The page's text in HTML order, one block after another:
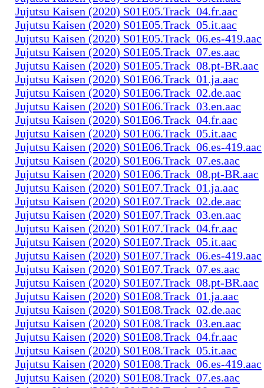
Jujutsu Kaisen (2020) S01E05.Track_04.fr.aac
Jujutsu Kaisen (2020) S01E05.Track_05.it.aac
Jujutsu Kaisen (2020) S01E05.Track_06.es-419.aac
Jujutsu Kaisen (2020) S01E05.Track_07.es.aac
Jujutsu Kaisen (2020) S01E05.Track_08.pt-BR.aac
Jujutsu Kaisen (2020) S01E06.Track_01.ja.aac
Jujutsu Kaisen (2020) S01E06.Track_02.de.aac
Jujutsu Kaisen (2020) S01E06.Track_03.en.aac
Jujutsu Kaisen (2020) S01E06.Track_04.fr.aac
Jujutsu Kaisen (2020) S01E06.Track_05.it.aac
Jujutsu Kaisen (2020) S01E06.Track_06.es-419.aac
Jujutsu Kaisen (2020) S01E06.Track_07.es.aac
Jujutsu Kaisen (2020) S01E06.Track_08.pt-BR.aac
Jujutsu Kaisen (2020) S01E07.Track_01.ja.aac
Jujutsu Kaisen (2020) S01E07.Track_02.de.aac
Jujutsu Kaisen (2020) S01E07.Track_03.en.aac
Jujutsu Kaisen (2020) S01E07.Track_04.fr.aac
Jujutsu Kaisen (2020) S01E07.Track_05.it.aac
Jujutsu Kaisen (2020) S01E07.Track_06.es-419.aac
Jujutsu Kaisen (2020) S01E07.Track_07.es.aac
Jujutsu Kaisen (2020) S01E07.Track_08.pt-BR.aac
Jujutsu Kaisen (2020) S01E08.Track_01.ja.aac
Jujutsu Kaisen (2020) S01E08.Track_02.de.aac
Jujutsu Kaisen (2020) S01E08.Track_03.en.aac
Jujutsu Kaisen (2020) S01E08.Track_04.fr.aac
Jujutsu Kaisen (2020) S01E08.Track_05.it.aac
Jujutsu Kaisen (2020) S01E08.Track_06.es-419.aac
Jujutsu Kaisen (2020) S01E08.Track_07.es.aac